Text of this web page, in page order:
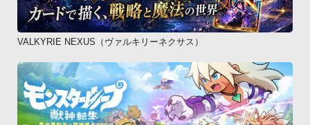
VALKYRIE NEXUS（ヴァルキリーネクサス）